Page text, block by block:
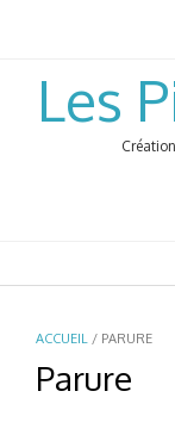
Les
ACCUEIL / PARURE
Parure